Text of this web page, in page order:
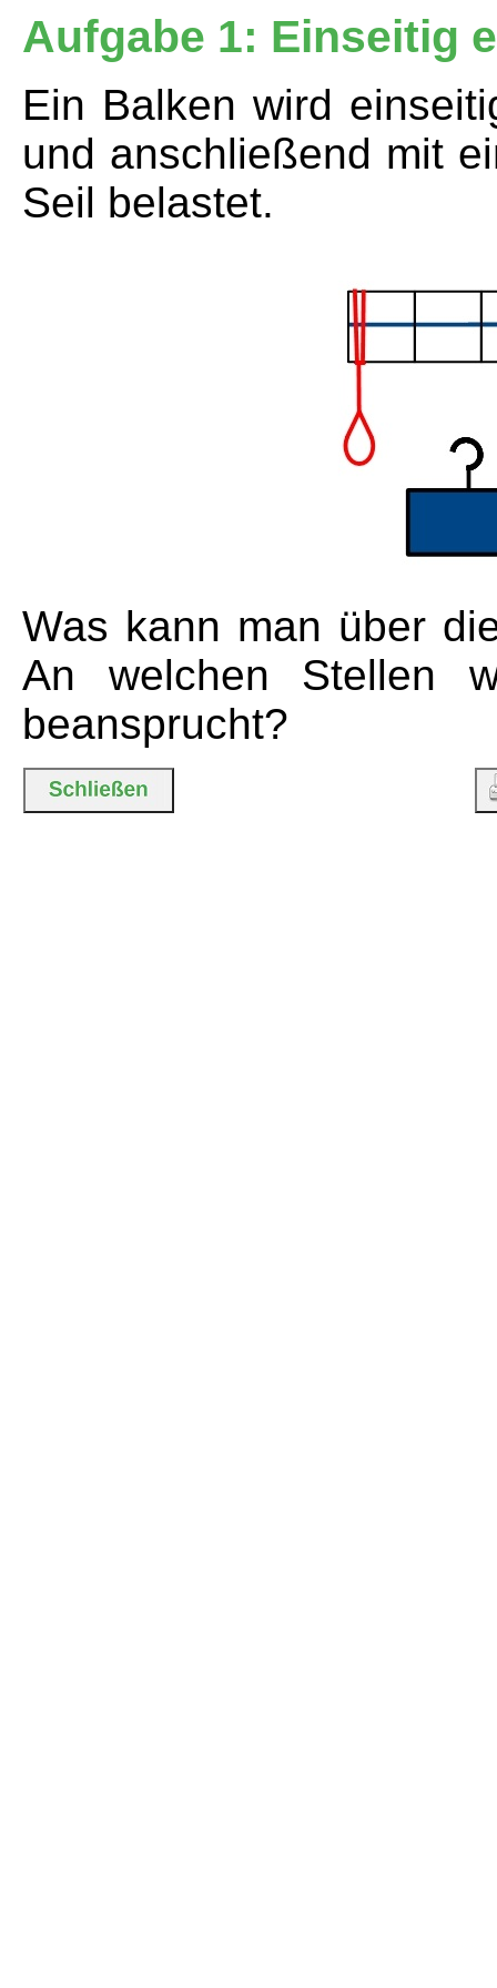
Aufgabe 1: Einseitig
Ein Balken wird
und anschließend mit
Seil belastet.
Was kann man über
An welchen Stellen
beansprucht?